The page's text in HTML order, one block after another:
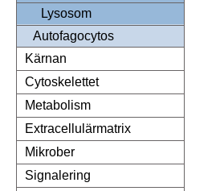
Lysosom
Autofagocytos
Kärnan
Cytoskelettet
Metabolism
Extracellulärmatrix
Mikrober
Signalering